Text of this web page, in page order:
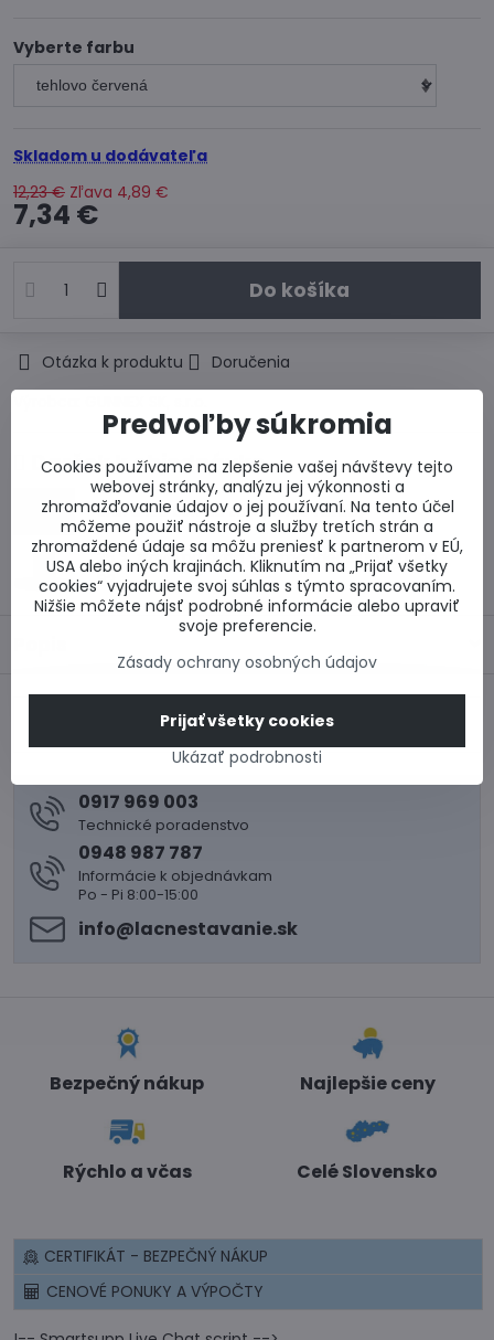
Vyberte farbu
Skladom u dodávateľa
12,23 € Zľava 4,89 €
7,34 €
Do košíka
Otázka k produktu
Doručenia
Darček k objednávke
Zľava 100 EUR na zateplenie fasády
25 % zľava na okná Salamander BluEvolution
82
Predchádzajúci
Nasledujúci produkt
0917 969 003
Technické poradenstvo
0948 987 787
Informácie k objednávkam
Po - Pi 8:00-15:00
info​@lacnestavanie​.sk
Bezpečný nákup Najlepšie ceny
Rýchlo a včas Celé Slovensko
CERTIFIKÁT - BEZPEČNÝ NÁKUP
CENOVÉ PONUKY A VÝPOČTY
Predvoľby súkromia
Cookies používame na zlepšenie vašej návštevy tejto
webovej stránky, analýzu jej výkonnosti a
zhromažďovanie údajov o jej používaní. Na tento účel
môžeme použiť nástroje a služby tretích strán a
zhromaždené údaje sa môžu preniesť k partnerom v EÚ,
USA alebo iných krajinách. Kliknutím na „Prijať všetky
cookies“ vyjadrujete svoj súhlas s týmto spracovaním.
Nižšie môžete nájsť podrobné informácie alebo upraviť
svoje preferencie.
Zásady ochrany osobných údajov
Ukázať podrobnosti
Prijať všetky cookies